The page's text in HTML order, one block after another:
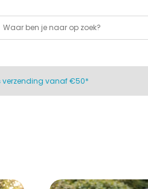
verzending vanaf €50*